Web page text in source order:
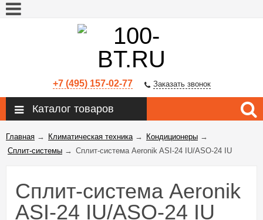
+7 (495) 157-02-77 Заказать звонок
Каталог товаров
Главная → Климатическая техника→ Кондиционеры →
Сплит-системы → Сплит-система Aeronik ASI-24 IU/ASO-24 IU
Сплит-система Aeronik
ASI-24 IU/ASO-24 IU